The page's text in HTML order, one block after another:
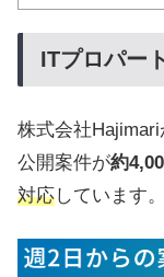
ITプロパー
株式会社Hajimari
公開案件が約
対応しています。